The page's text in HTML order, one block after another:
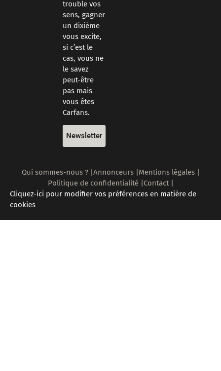
trouble vos
sens, gagner
un dixième
vous excite,
si c’est le
cas, vous ne
le savez
peut-être
pas mais
vous êtes
Carfans.
Newsletter
Qui sommes-nous ? |Annonceurs |Mentions légales |
Politique de confidentialité |Contact |
Cliquez-ici pour modifier vos préférences en matière de
cookies